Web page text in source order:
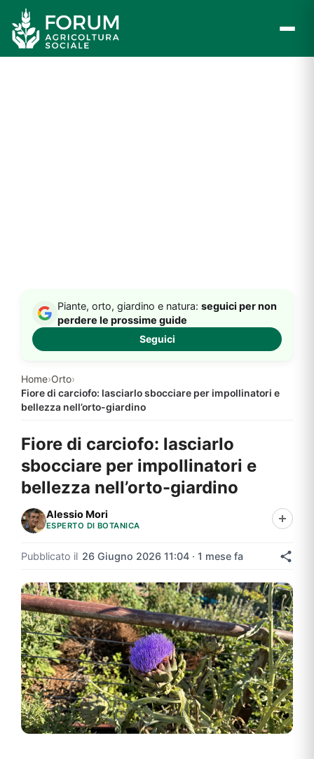
contenuto
Home›Orto›
Fiore di carciofo: lasciarlo sbocciare per impollinatori e
bellezza nell’orto-giardino
Piante, orto, giardino e natura: seguici per non
perdere le prossime guide
Seguici
Fiore di carciofo: lasciarlo
sbocciare per impollinatori e
bellezza nell’orto-giardino
Alessio Mori
ESPERTO DI BOTANICA
Pubblicato il 26 Giugno 2026 11:04 · 1 mese fa